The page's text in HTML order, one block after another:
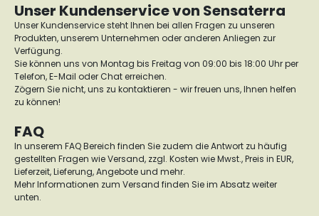
Unser Kundenservice von Sensaterra
Unser Kundenservice steht Ihnen bei allen Fragen zu unseren
Produkten, unserem Unternehmen oder anderen Anliegen zur
Verfügung.
Sie können uns von Montag bis Freitag von 09:00 bis 18:00 Uhr per
Telefon, E-Mail oder Chat erreichen.
Zögern Sie nicht, uns zu kontaktieren - wir freuen uns, Ihnen helfen
zu können!
FAQ
In unserem FAQ Bereich finden Sie zudem die Antwort zu häufig
gestellten Fragen wie Versand, zzgl. Kosten wie Mwst., Preis in EUR,
Lieferzeit, Lieferung, Angebote und mehr.
Mehr Informationen zum Versand finden Sie im Absatz weiter
unten.